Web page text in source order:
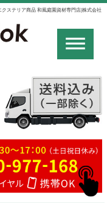
ステリア商品 和風庭園資材専門店|株式会社